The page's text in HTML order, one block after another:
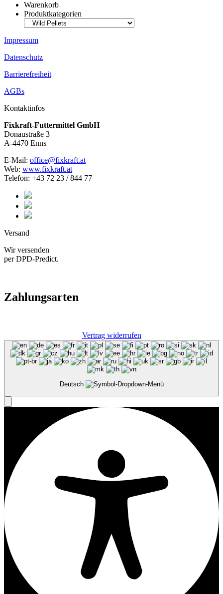
Warenkorb
Produktkategorien
Impressum
Datenschutz
Barrierefreiheit
AGBs
Kontaktinfos
Fixkraft-Futtermittel GmbH
Donaustraße 3
A-4470 Enns
E-Mail: office@fixkraft.at
Web: www.fixkraft.at
Telefon: +43 72 23 / 844 77
Versand
Wir versenden
per DPD-Predict.
Zahlungsarten
Vertrag widerrufen
Deutsch